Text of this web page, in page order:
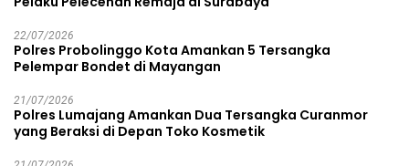
22/07/2026
Polres Probolinggo Kota Amankan 5 Tersangka
Pelempar Bondet di Mayangan
21/07/2026
Polres Lumajang Amankan Dua Tersangka Curanmor
yang Beraksi di Depan Toko Kosmetik